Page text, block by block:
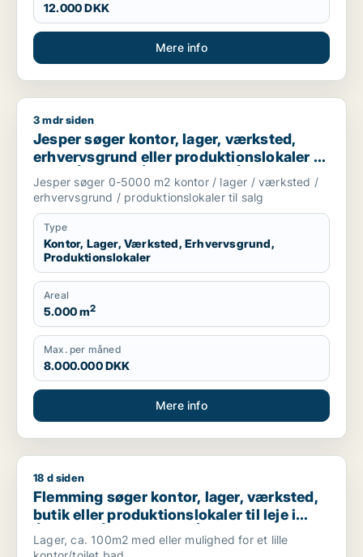
12.000 DKK
Mere info
Jesper søger kontor, lager, værksted, erhvervsgrund eller
3 mdr siden
Jesper søger kontor, lager, værksted,
erhvervsgrund eller produktionslokaler til
salg i Århus C, Århus N eller Århus V m.fl.
Jesper søger 0-5000 m2 kontor / lager / værksted /
erhvervsgrund / produktionslokaler til salg
Type
Kontor, Lager, Værksted, Erhvervsgrund,
Produktionslokaler
Areal
5.000 m2
Max. per måned
8.000.000 DKK
Mere info
Flemming søger kontor, lager, værksted, butik eller
18 d siden
Flemming søger kontor, lager, værksted,
butik eller produktionslokaler til leje i
Århus N, Århus V eller Åbyhøj m.fl.
Lager, ca. 100m2 med eller mulighed for et lille